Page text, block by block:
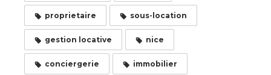
proprietaire sous-location
gestion locative nice
conciergerie immobilier